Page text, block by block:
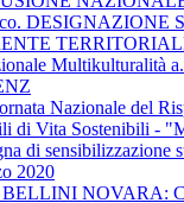
DESIGNAZIONE
Multikulturalità
Nazionale del
di Vita Sostenibili -
di sensibilizzazione
2020
NOVARA: